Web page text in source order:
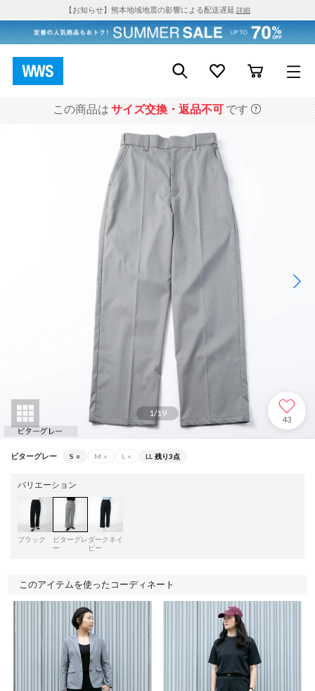
【お知らせ】熊本地域地震の影響による配送遅延 詳細
この商品は サイズ交換・返品不可 です
1/19
43
ビターグレー S ○ M × L × LL 残り3点
バリエーション
ブラック
ビターグレ
ー
ダークネイ
ビー
このアイテムを使ったコーディネート